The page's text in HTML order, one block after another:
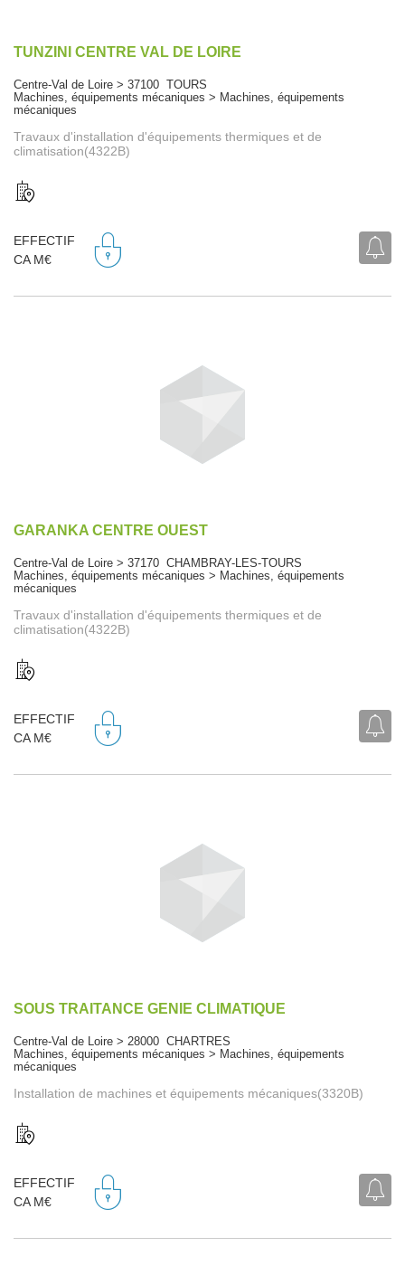
TUNZINI CENTRE VAL DE LOIRE
Centre-Val de Loire > 37100 TOURS
Machines, équipements mécaniques > Machines, équipements
mécaniques
Travaux d'installation d'équipements thermiques et de
climatisation(4322B)
EFFECTIF
CA M€
GARANKA CENTRE OUEST
Centre-Val de Loire > 37170 CHAMBRAY-LES-TOURS
Machines, équipements mécaniques > Machines, équipements
mécaniques
Travaux d'installation d'équipements thermiques et de
climatisation(4322B)
EFFECTIF
CA M€
SOUS TRAITANCE GENIE CLIMATIQUE
Centre-Val de Loire > 28000 CHARTRES
Machines, équipements mécaniques > Machines, équipements
mécaniques
Installation de machines et équipements mécaniques(3320B)
EFFECTIF
CA M€